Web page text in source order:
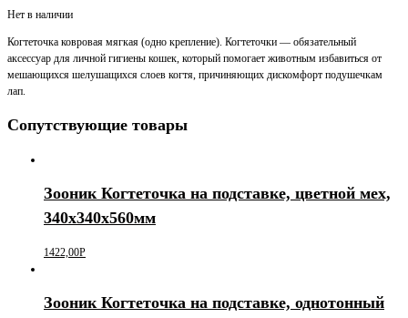
Нет в наличии
Когтеточка ковровая мягкая (одно крепление). Когтеточки — обязательный
аксессуар для личной гигиены кошек, который помогает животным избавиться от
мешающихся шелушащихся слоев когтя, причиняющих дискомфорт подушечкам
лап.
Сопутствующие товары
Зооник Когтеточка на подставке, цветной мех,
340х340х560мм
1422,00Р
Зооник Когтеточка на подставке, однотонный